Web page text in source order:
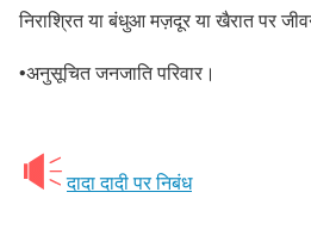
निराश्रित या बंधुआ मज़दूर या खैरात पर
•अनुसूचित जनजाति परिवार।
दादा दादी पर निबंध